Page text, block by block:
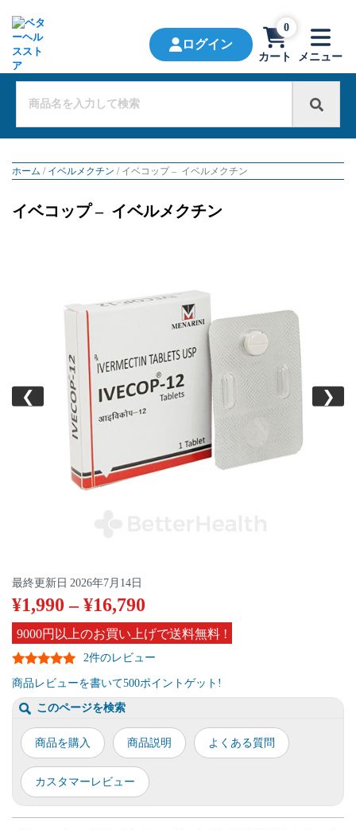
ログイン
カート
0
メニュー
ホーム / イベルメクチン / イベコップ – イベルメクチン
イベコップ – イベルメクチン
❮ ❯
¥1,990 –¥16,790
9000円以上のお買い上げで送料無料 !
最終更新日 2026年7月14日
2件のレビュー
商品レビューを書いて500ポイントゲット!
このページを検索
商品を購入 商品説明 よくある質問
カスタマーレビュー